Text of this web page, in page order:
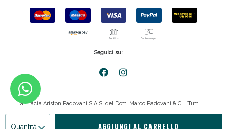
Quantità AGGIUNGI AL CARRELLO
Seguici su:
Farmacia Ariston Padovani S.A.S. del Dott. Marco Padovani & C. | Tutti i